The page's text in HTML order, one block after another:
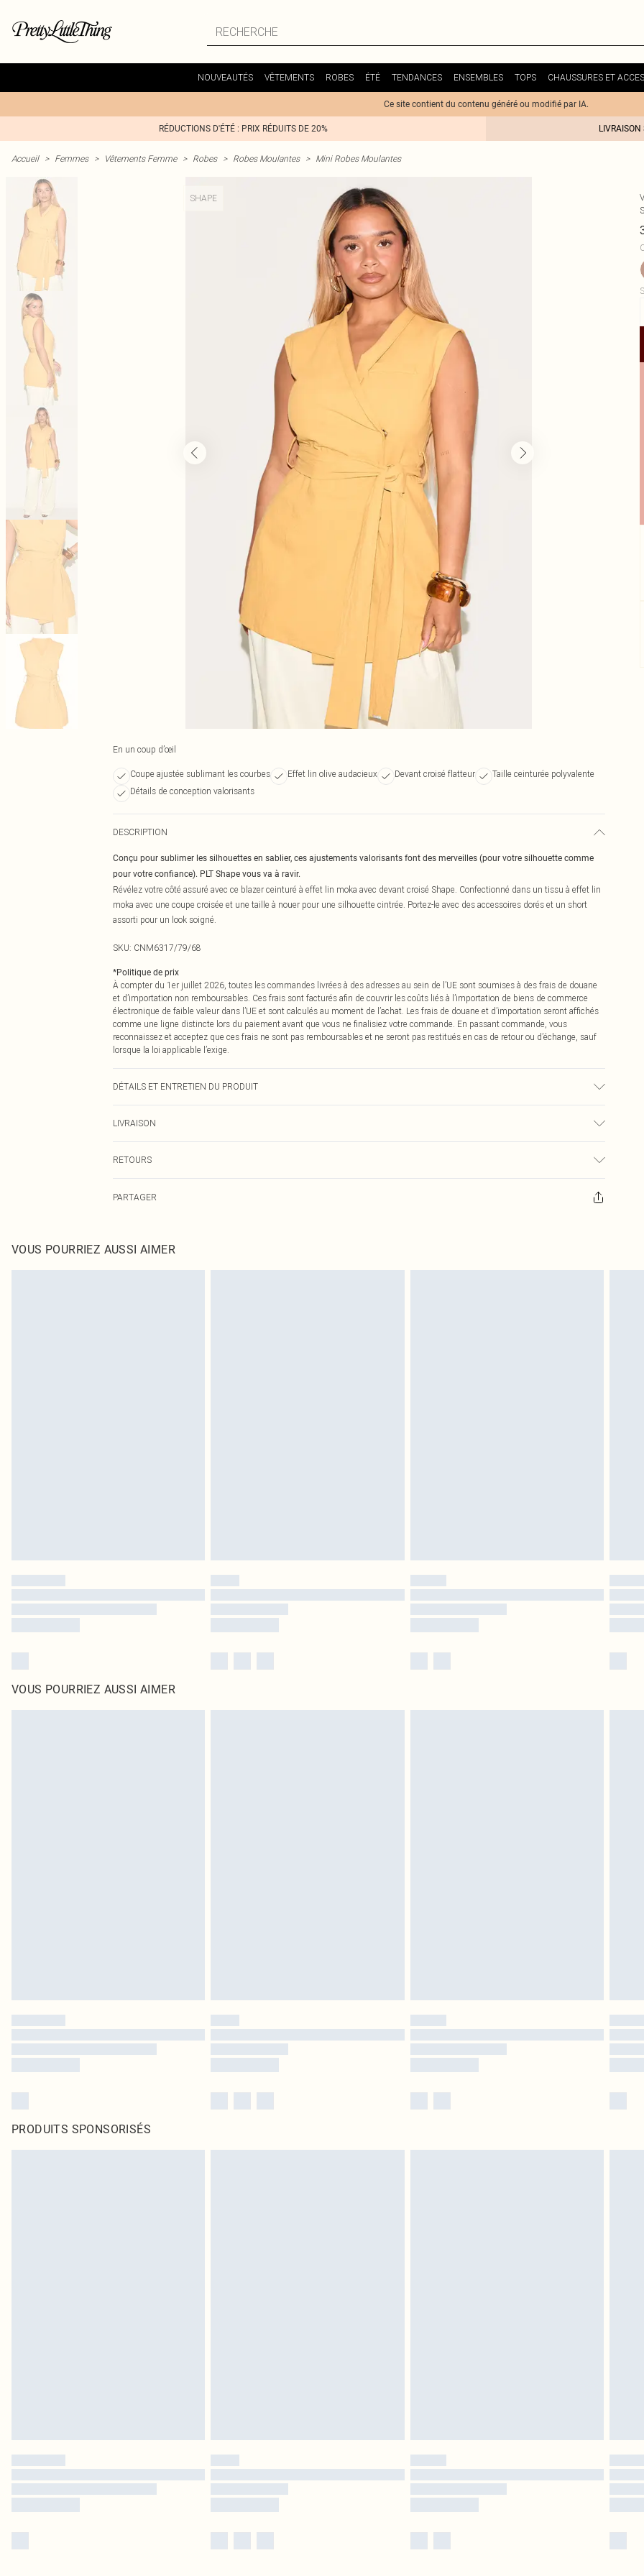
NOUVEAUTÉS VÊTEMENTS ROBES ÉTÉ TENDANCES ENSEMBLES TOPS CHAUSSURES ET
Ce site contient du contenu généré ou modifié par IA.
RÉDUCTIONS D'ÉTÉ : PRIX RÉDUITS DE 20%
Accueil > Femmes > Vêtements Femme > Robes > Robes Moulantes > Mini Robes Moulantes
SHAPE
En un coup d’œil
Coupe ajustée sublimant les courbes Effet lin olive audacieux Devant croisé flatteur
Taille ceinturée polyvalente
Détails de conception valorisants
DESCRIPTION
Conçu pour sublimer les silhouettes en sablier, ces ajustements valorisants font des merveilles (pour votre silhouette comme
pour votre confiance). PLT Shape vous va à ravir.
Révélez votre côté assuré avec ce blazer ceinturé à effet lin moka avec devant croisé Shape. Confectionné dans un tissu à effet lin
moka avec une coupe croisée et une taille à nouer pour une silhouette cintrée. Portez-le avec des accessoires dorés et un short
assorti pour un look soigné.
SKU: CNM6317/79/68
*Politique de prix
À compter du 1er juillet 2026, toutes les commandes livrées à des adresses au sein de l’UE sont soumises à des frais de douane
et d’importation non remboursables. Ces frais sont facturés afin de couvrir les coûts liés à l’importation de biens de commerce
électronique de faible valeur dans l’UE et sont calculés au moment de l’achat. Les frais de douane et d’importation seront affichés
comme une ligne distincte lors du paiement avant que vous ne finalisiez votre commande. En passant commande, vous
reconnaissez et acceptez que ces frais ne sont pas remboursables et ne seront pas restitués en cas de retour ou d’échange, sauf
lorsque la loi applicable l’exige.
DÉTAILS ET ENTRETIEN DU PRODUIT
LIVRAISON
€7.99
RETOURS
Veuillez noter que nous ne pouvons pas rembourser les masques tendance, les cosmétiques, les bijoux pour piercings, les jouets
également être essayées en intérieur. Les articles pour la maison, y compris le linge de lit, les matelas, les surmatelas et les
PARTAGER
VOUS POURRIEZ AUSSI AIMER
VOUS POURRIEZ AUSSI AIMER
PRODUITS SPONSORISÉS